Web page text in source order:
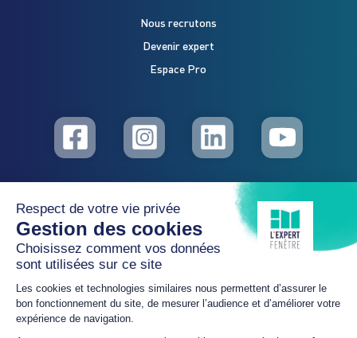
Nous recrutons
Devenir expert
Espace Pro